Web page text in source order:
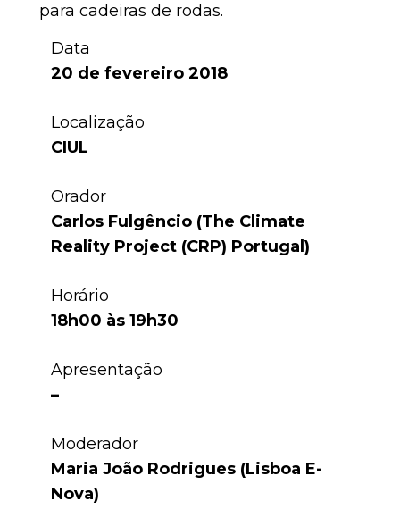
para cadeiras de rodas.
Data
20 de fevereiro 2018
Localização
CIUL
Orador
Carlos Fulgêncio (The Climate
Reality Project (CRP) Portugal)
Horário
18h00 às 19h30
Apresentação
–
Moderador
Maria João Rodrigues (Lisboa E-
Nova)